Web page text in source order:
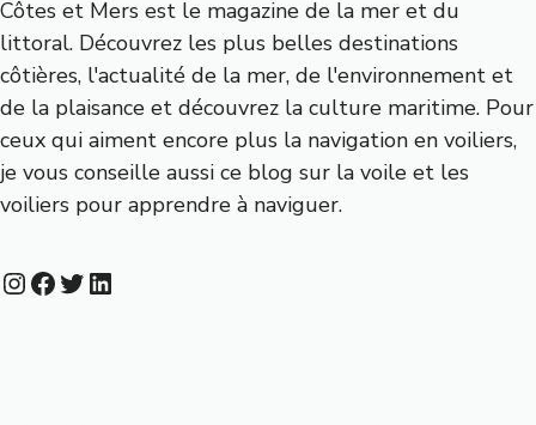
Côtes et Mers est le magazine de la mer et du
littoral. Découvrez les plus belles destinations
côtières, l'actualité de la mer, de l'environnement et
de la plaisance et découvrez la culture maritime. Pour
ceux qui aiment encore plus la navigation en voiliers,
je vous conseille aussi ce blog sur la voile et les
voiliers pour apprendre à naviguer.
Instagram
Facebook
Twitter
LinkedIn